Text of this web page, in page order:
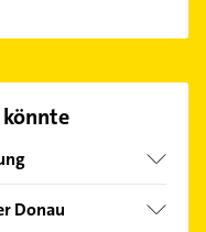
könnte
Donau